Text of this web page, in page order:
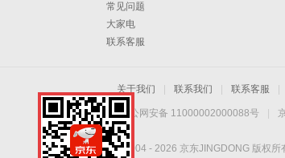
常见问题
大家电
联系客服
关于我们 联系我们 联系客服
京公网安备 11000002000088号
Copyright © 2004 - 2026 京东JINGDONG 版权所